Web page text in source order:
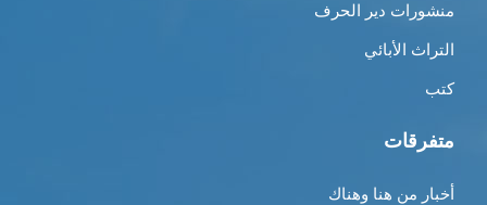
منشورات دير الحرف
التراث الأبائي
كتب
متفرقات
أخبار من هنا وهناك